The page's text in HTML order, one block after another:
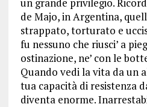
de Majo, in Argentina,
strappato, torturato e
fu nessuno che riusci’ a
ostinazione, ne’ con le
Quando vedi la vita da un
tua capacità di resistenza
diventa enorme.